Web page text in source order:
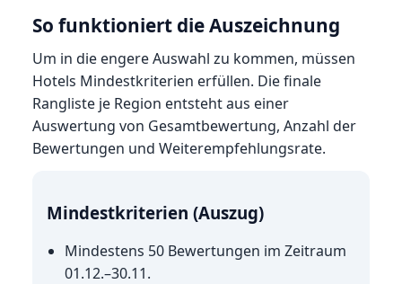
So funktioniert die Auszeichnung
Um in die engere Auswahl zu kommen, müssen
Hotels Mindestkriterien erfüllen. Die finale
Rangliste je Region entsteht aus einer
Auswertung von Gesamtbewertung, Anzahl der
Bewertungen und Weiterempfehlungsrate.
Mindestkriterien (Auszug)
Mindestens 50 Bewertungen im Zeitraum
01.12.–30.11.